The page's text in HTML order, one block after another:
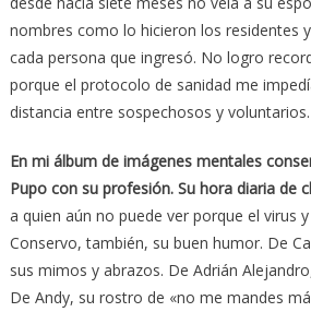
nombres como lo hicieron los residentes
cada persona que ingresó. No logro
porque el protocolo de sanidad me
distancia entre sospechosos y voluntarios.
En mi álbum de imágenes mentales
Pupo con su profesión. Su hora diaria de
a quien aún no puede ver porque el virus
Conservo, también, su buen humor. De
sus mimos y abrazos. De Adrián
De Andy, su rostro de «no me mandes